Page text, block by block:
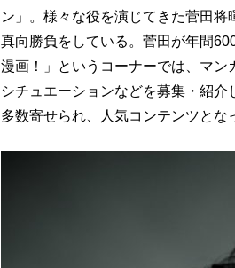
ン」。様々な役を演じてきた菅田将
真向勝負をしている。菅田が年間
漫画！」というコーナーでは、マ
シチュエーションなどを募集・紹
多数寄せられ、人気コンテンツとな